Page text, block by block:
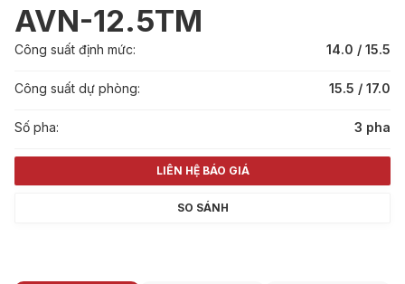
AVN-12.5TM
Công suất định mức: 14.0 / 15.5
Công suất dự phòng: 15.5 / 17.0
Số pha: 3 pha
LIÊN HỆ BÁO GIÁ
SO SÁNH